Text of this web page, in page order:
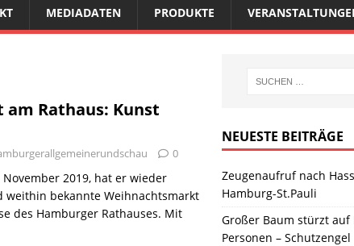
MEDIADATEN PRODUKTE
Rathaus: Kunst
0
2019, hat er wieder
weithin bekannte Weihnachtsmarkt
des Hamburger Rathauses. Mit
NEUESTE BEITRÄGE
Zeugenaufruf nach
Hamburg-St.Pauli
Großer Baum stürzt
Personen –